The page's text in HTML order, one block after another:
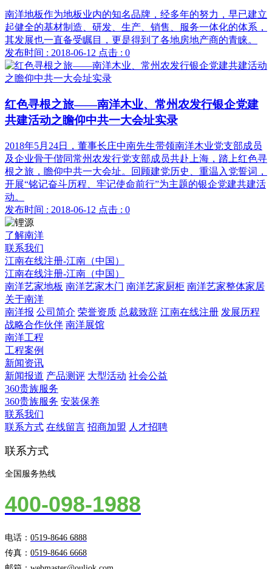
南洋地板作为地板业内的知名品牌，经多年的努力，早已建立
起健全的基材制造、研发、生产、销售、服务一体化的体系，
其发展也一直备受瞩目，更是得到了各地房地产商的青睐。
发布时间 : 2018-06-12 点击 : 0
红色寻根之旅——南洋木业、常州农发行银企党建
共建活动之瞻仰中共一大会址实录
2018年5月24日，董事长庄中南先生带领南洋木业党支部成员
及企业骨干偕同常州农发行党支部成员共赴上海，踏上红色寻
根之旅，瞻仰中共一大会址。回顾建党历史、重温入党誓词，
开展“铭记奋斗历程、牢记使命前行”为主题的银企党建共建活
动。
发布时间 : 2018-06-12 点击 : 0
了解南洋
联系我们
江南在线注册-江南（中国）
江南在线注册-江南（中国）
南洋艺家地板 南洋艺家木门 南洋艺家厨柜 南洋艺家整体家居
关于南洋
南洋报 公司简介 荣誉资质 总裁致辞 江南在线注册 发展历程
战略合作伙伴 南洋展馆
南洋工程
工程案例
新闻资讯
新闻报道 产品测评 大型活动 社会公益
360贵族服务
360贵族服务 安装保养
联系我们
联系方式 在线留言 招商加盟 人才招聘
联系方式
全国服务热线
400-098-1988
电话： 0519-8646 6888
传真： 0519-8646 6668